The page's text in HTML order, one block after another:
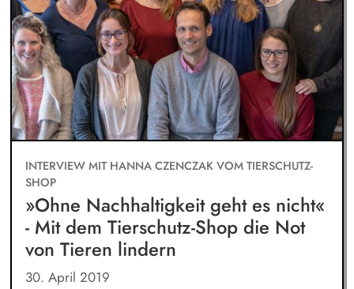
INTERVIEW MIT HANNA CZENCZAK VOM TIERSCHUTZ-
SHOP
»Ohne Nachhaltigkeit geht es nicht«
- Mit dem Tierschutz-Shop die Not
von Tieren lindern
30. April 2019